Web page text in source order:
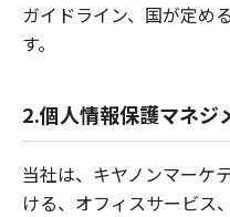
ガイドライン、国が定め
す。
2.個人情報保護マネジ
当社は、キヤノンマーケ
ける、オフィスサービス